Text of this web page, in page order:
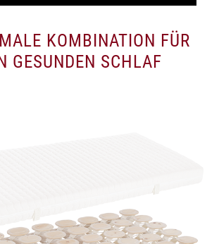
KOMBINATION FÜR
GESUNDEN SCHLAF